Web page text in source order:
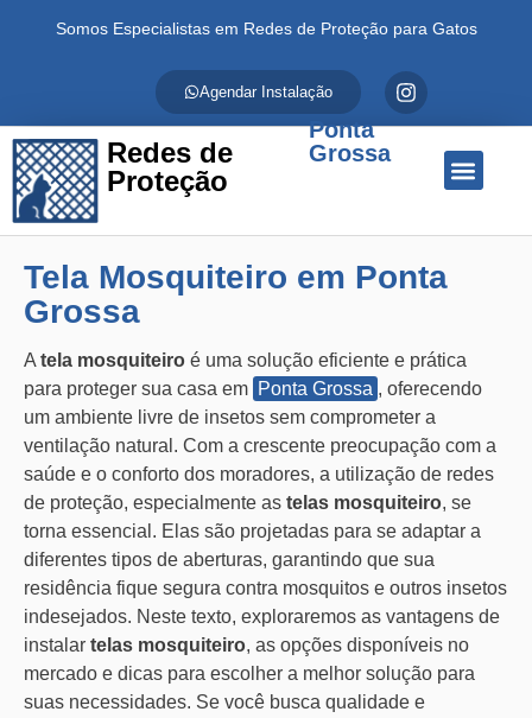
Somos Especialistas em Redes de Proteção para Gatos
Agendar Instalação
Redes de
Proteção
Ponta
Grossa
Tela Mosquiteiro em Ponta
Grossa
A tela mosquiteiro é uma solução eficiente e prática
para proteger sua casa em Ponta Grossa , oferecendo
um ambiente livre de insetos sem comprometer a
ventilação natural. Com a crescente preocupação com a
saúde e o conforto dos moradores, a utilização de redes
de proteção, especialmente as telas mosquiteiro, se
torna essencial. Elas são projetadas para se adaptar a
diferentes tipos de aberturas, garantindo que sua
residência fique segura contra mosquitos e outros insetos
indesejados. Neste texto, exploraremos as vantagens de
instalar telas mosquiteiro, as opções disponíveis no
mercado e dicas para escolher a melhor solução para
suas necessidades. Se você busca qualidade e